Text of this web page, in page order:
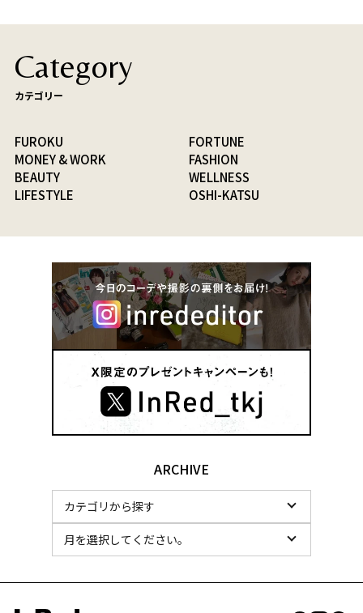
Category
カテゴリー
FUROKU
FORTUNE
MONEY & WORK
FASHION
BEAUTY
WELLNESS
LIFESTYLE
OSHI-KATSU
ARCHIVE